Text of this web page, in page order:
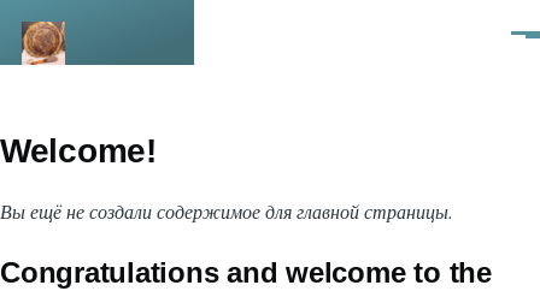
Welcome!
Вы ещё не создали содержимое для главной страницы.
Congratulations and welcome to the